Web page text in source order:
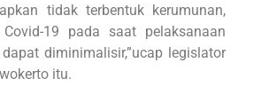
tidak terbentuk kerumunan,
19 pada saat pelaksanaan
diminimalisir,”ucap legislator
itu.